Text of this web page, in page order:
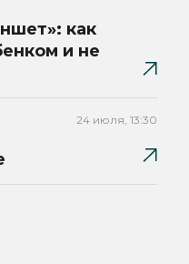
как
и не
24 июля, 13:30